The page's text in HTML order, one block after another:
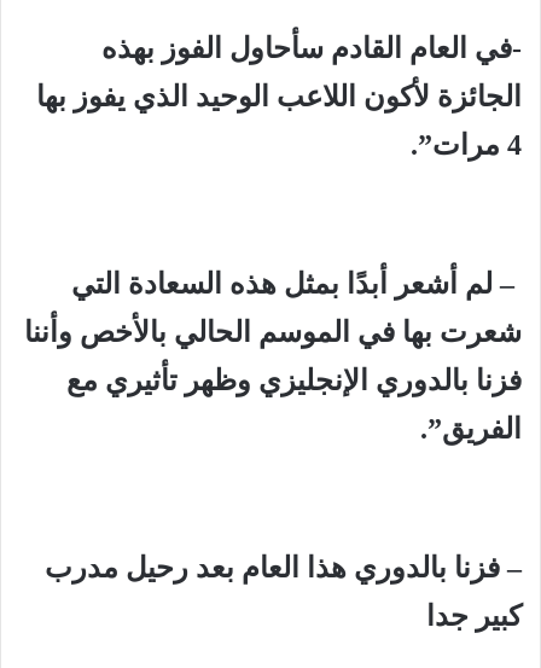
-في العام القادم سأحاول الفوز بهذه
الجائزة لأكون اللاعب الوحيد الذي يفوز بها
4 مرات”.
– لم أشعر أبدًا بمثل هذه السعادة التي
شعرت بها في الموسم الحالي بالأخص وأننا
فزنا بالدوري الإنجليزي وظهر تأثيري مع
الفريق”.
– فزنا بالدوري هذا العام بعد رحيل مدرب
كبير جدا